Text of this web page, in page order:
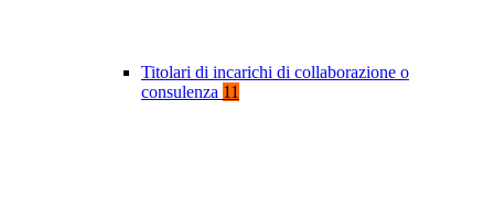
Titolari di incarichi di collaborazione o
consulenza 11